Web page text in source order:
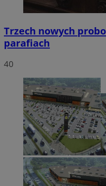
Trzech nowych
parafiach
40